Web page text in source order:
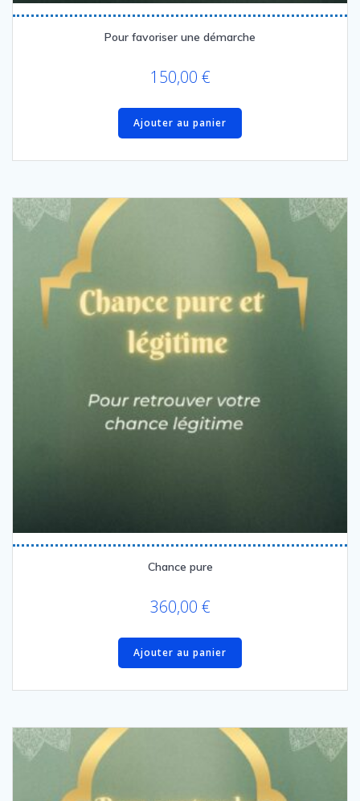
Pour favoriser une démarche
150,00 €
Ajouter au panier
Chance pure
360,00 €
Ajouter au panier